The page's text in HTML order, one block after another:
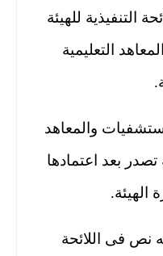
التنفيذية للهيئة
التعليمية
والمعاهد
تصدر بعد اعتمادها
الهيئة.
فيه نص فى اللائحة